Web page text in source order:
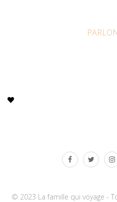
© 2023 La famille qui voyage -